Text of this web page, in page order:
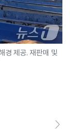
경 제공. 재판매 및